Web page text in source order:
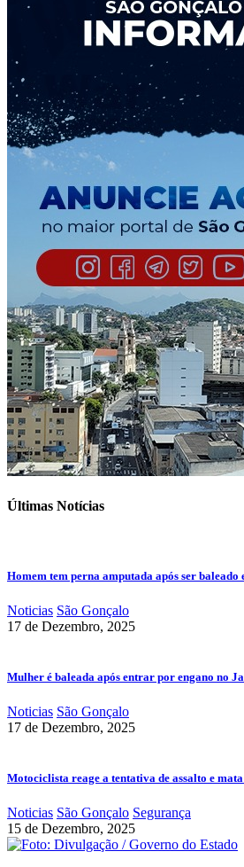
Últimas Notícias
Homem tem perna amputada após ser baleado
Noticias São Gonçalo
17 de Dezembro, 2025
Mulher é baleada após entrar por engano no
Noticias São Gonçalo
17 de Dezembro, 2025
Motociclista reage a tentativa de assalto e
Noticias São Gonçalo Segurança
15 de Dezembro, 2025